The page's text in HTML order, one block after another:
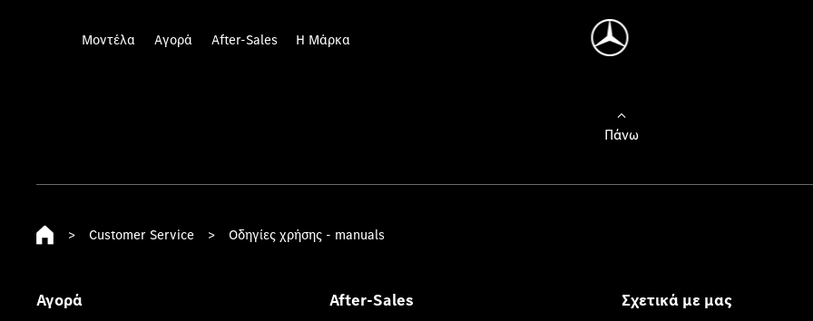
Μοντέλα Αγορά After-Sales Η Μάρκα
Πάνω
> Customer Service > Οδηγίες χρήσης - manuals
Αγορά After-Sales Σχετικά με μας